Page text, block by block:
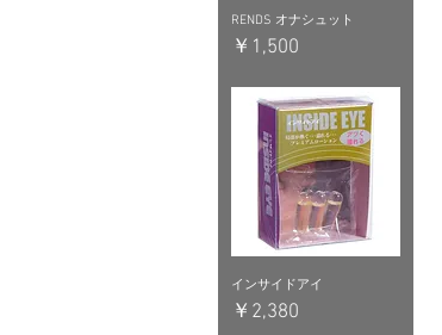
RENDS オナシュット
価格
￥1,500
インサイドアイ
価格
￥2,380